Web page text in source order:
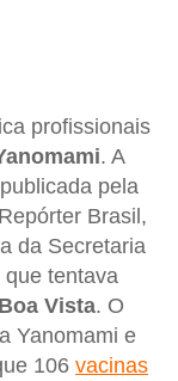
profissionais
. A
pela
Brasil,
da Secretaria
que tentava
Boa Vista. O
Yanomami e
106 vacinas